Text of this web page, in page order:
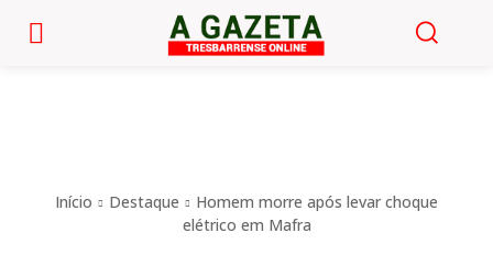
Início Destaque
Homem morre após levar choque
elétrico em Mafra